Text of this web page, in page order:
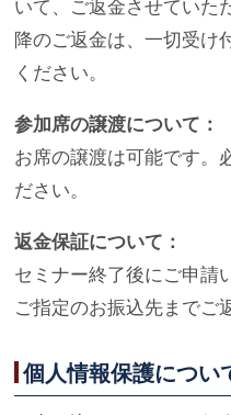
いて、ご返金させていた
降のご返金は、一切受け
ください。
参加席の譲渡について：
お席の譲渡は可能です。
ださい。
返金保証について：
セミナー終了後にご申請
ご指定のお振込先までご
個人情報保護につい